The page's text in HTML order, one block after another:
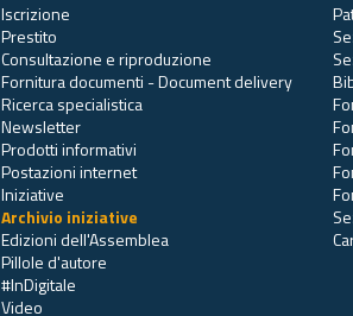
Iscrizione
Prestito
Consultazione e riproduzione
Fornitura documenti - Document delivery
Ricerca specialistica
Newsletter
Prodotti informativi
Postazioni internet
Iniziative
Archivio iniziative
Edizioni dell'Assemblea
Pillole d'autore
#InDigitale
Video